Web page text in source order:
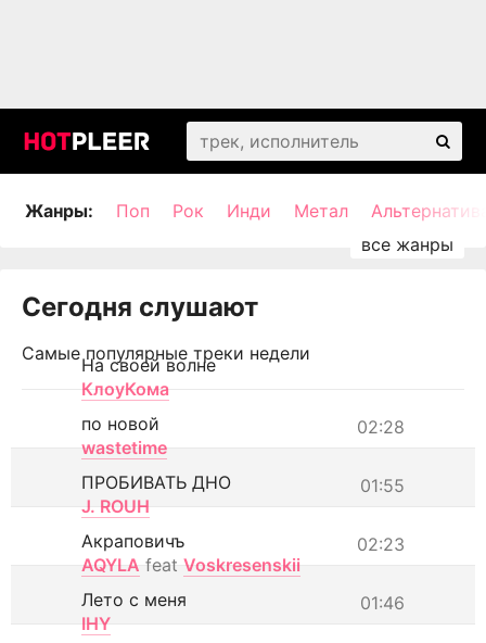
Жанры: Поп Рок Инди Метал
Сегодня слушают
Самые популярные треки недели
На своей волне
КлоуКома
02:28
по новой
wastetime
01:55
ПРОБИВАТЬ ДНО
J. ROUH
02:23
Акраповичъ
AQYLA feat Voskresenskii
01:46
Лето с меня
IHY